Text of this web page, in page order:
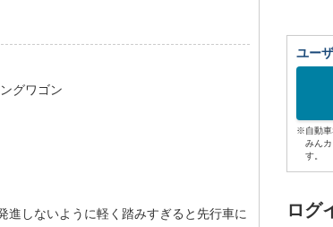
グワゴン
進しないように軽く踏みすぎると先行車に
ユー
※自動車
みん
す。
ログ